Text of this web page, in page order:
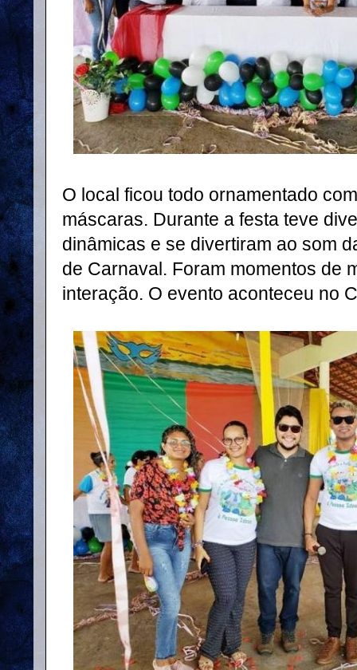
O local ficou todo ornamentado
máscaras. Durante a festa teve
dinâmicas e se divertiram ao som
de Carnaval. Foram momentos de
interação. O evento aconteceu no